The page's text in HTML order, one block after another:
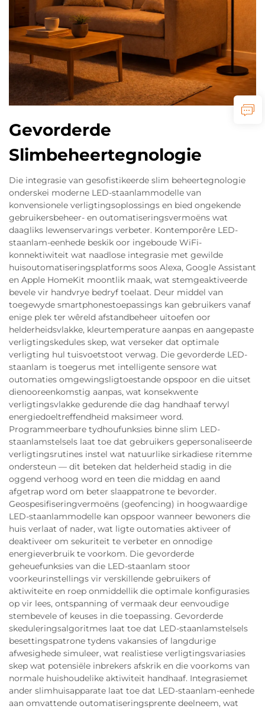
Gevorderde
Slimbeheertegnologie
Die integrasie van gesofistikeerde slim beheertegnologie
onderskei moderne LED-staanlammodelle van
konvensionele verligtingsoplossings en bied ongekende
gebruikersbeheer- en outomatiseringsvermoëns wat
daagliks lewenservarings verbeter. Kontemporêre LED-
staanlam-eenhede beskik oor ingeboude WiFi-
konnektiwiteit wat naadlose integrasie met gewilde
huisoutomatiseringsplatforms soos Alexa, Google Assistant
en Apple HomeKit moontlik maak, wat stemgeaktiveerde
bevele vir handvrye bedryf toelaat. Deur middel van
toegewyde smartphonestoepassings kan gebruikers vanaf
enige plek ter wêreld afstandbeheer uitoefen oor
helderheidsvlakke, kleurtemperature aanpas en aangepaste
verligtingskedules skep, wat verseker dat optimale
verligting hul tuisvoetstoot verwag. Die gevorderde LED-
staanlam is toegerus met intelligente sensore wat
outomaties omgewingsligtoestande opspoor en die uitset
dienooreenkomstig aanpas, wat konsekwente
verligtingsvlakke gedurende die dag handhaaf terwyl
energiedoeltreffendheid maksimeer word.
Programmeerbare tydhoufunksies binne slim LED-
staanlamstelsels laat toe dat gebruikers gepersonaliseerde
verligtingsrutines instel wat natuurlike sirkadiese ritemme
ondersteun — dit beteken dat helderheid stadig in die
oggend verhoog word en teen die middag en aand
afgetrap word om beter slaappatrone te bevorder.
Geospesifiseringvermoëns (geofencing) in hoogwaardige
LED-staanlammodelle kan opspoor wanneer bewoners die
huis verlaat of nader, wat ligte outomaties aktiveer of
deaktiveer om sekuriteit te verbeter en onnodige
energieverbruik te voorkom. Die gevorderde
geheuefunksies van die LED-staanlam stoor
voorkeurinstellings vir verskillende gebruikers of
aktiwiteite en roep onmiddellik die optimale konfigurasies
op vir lees, ontspanning of vermaak deur eenvoudige
stembevele of keuses in die toepassing. Gevorderde
skeduleringsalgoritmes laat toe dat LED-staanlamstelsels
besettingspatrone tydens vakansies of langdurige
afwesighede simuleer, wat realistiese verligtingsvariasies
skep wat potensiële inbrekers afskrik en die voorkoms van
normale huishoudelike aktiwiteit handhaaf. Integrasiemet
ander slimhuisapparate laat toe dat LED-staanlam-eenhede
aan omvattende outomatiseringsprente deelneem, wat